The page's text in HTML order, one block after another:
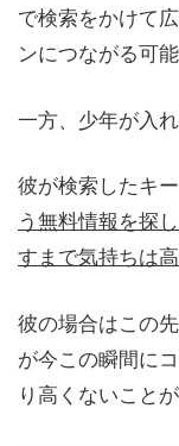
で検索をかけて
ンにつながる可
一方、少年が入
彼が検索したキ
う無料情報を探
すまで気持ちは
彼の場合はこの
が今この瞬間に
り高くないこと